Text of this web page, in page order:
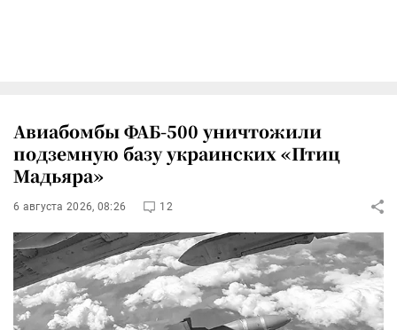
Авиабомбы ФАБ-500 уничтожили
подземную базу украинских «Птиц
Мадьяра»
6 августа 2026, 08:26 12